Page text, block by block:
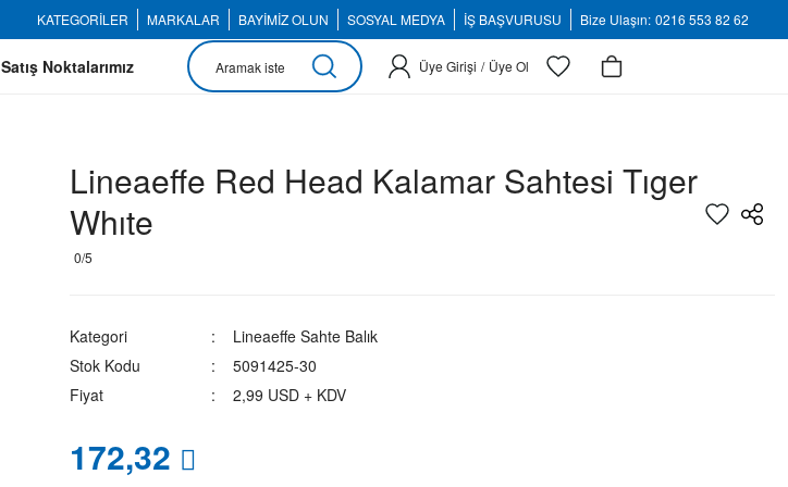
KATEGORİLER MARKALAR BAYİMİZ OLUN SOSYAL MEDYA İŞ BAŞVURUSU Bize Ulaşın: 0216 553 82 62
Satış Noktalarımız Üye Girişi / Üye Ol
Lineaeffe Red Head Kalamar Sahtesi Tıger
Whıte
0/5
Kategori
Lineaeffe Sahte Balık
Stok Kodu
5091425-30
Fiyat
2,99 USD + KDV
172,32